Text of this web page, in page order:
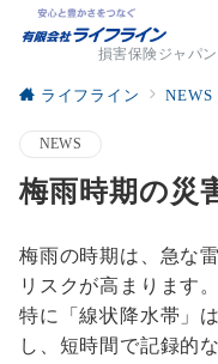
損害保険ジャパン
ライフライン NEWS
NEWS
梅雨時期の災
梅雨の時期は、急な
リスクが高まります。
特に「線状降水帯」
し、短時間で記録的